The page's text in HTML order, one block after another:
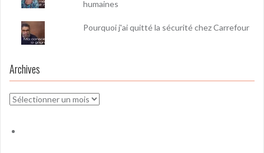
humaines
Pourquoi j'ai quitté la sécurité chez Carrefour
Archives
Archives